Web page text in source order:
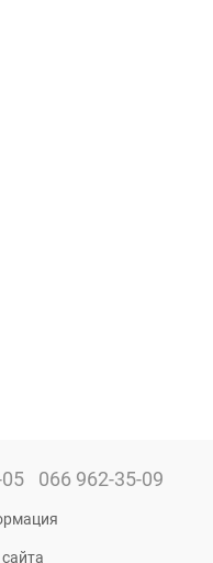
066 962-35-09